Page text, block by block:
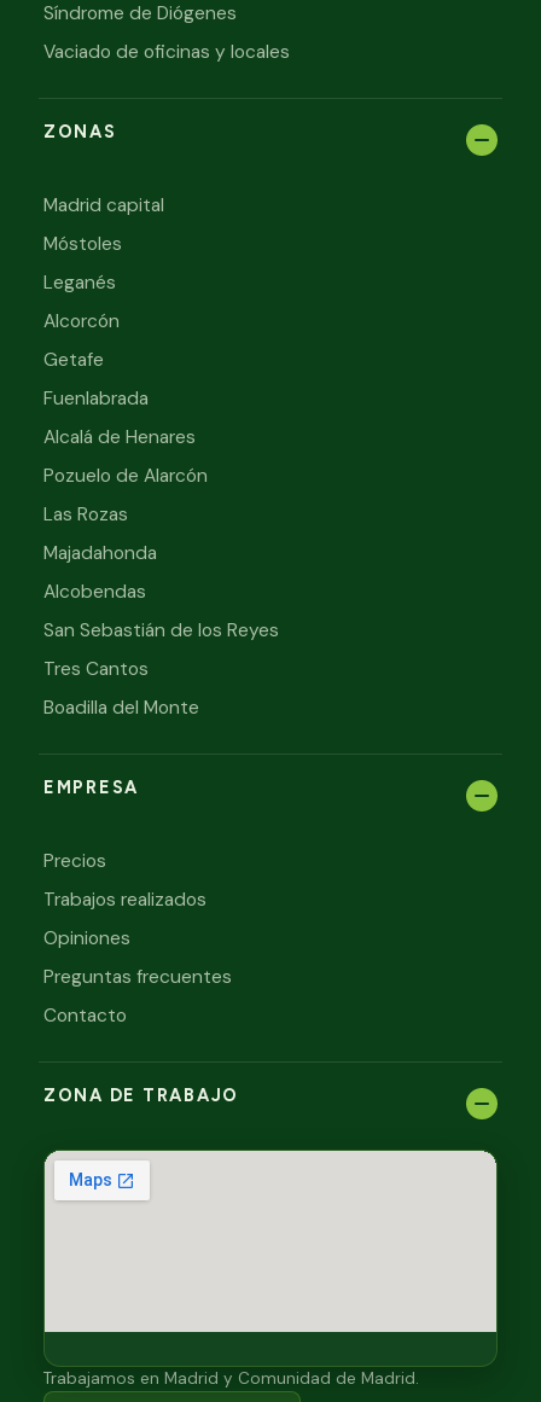
Síndrome de Diógenes
Vaciado de oficinas y locales
ZONAS
Madrid capital
Móstoles
Leganés
Alcorcón
Getafe
Fuenlabrada
Alcalá de Henares
Pozuelo de Alarcón
Las Rozas
Majadahonda
Alcobendas
San Sebastián de los Reyes
Tres Cantos
Boadilla del Monte
EMPRESA
Precios
Trabajos realizados
Opiniones
Preguntas frecuentes
Contacto
ZONA DE TRABAJO
Trabajamos en Madrid y Comunidad de Madrid.